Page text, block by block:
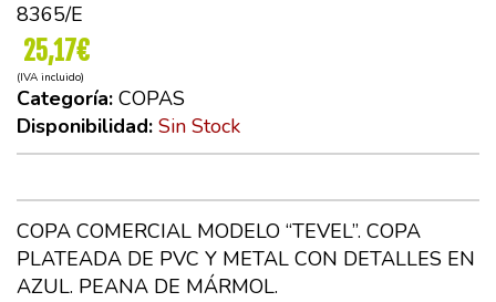
8365/E
25,17€
(IVA incluido)
Categoría: COPAS
Disponibilidad: Sin Stock
COPA COMERCIAL MODELO “TEVEL”. COPA
PLATEADA DE PVC Y METAL CON DETALLES EN
AZUL. PEANA DE MÁRMOL.